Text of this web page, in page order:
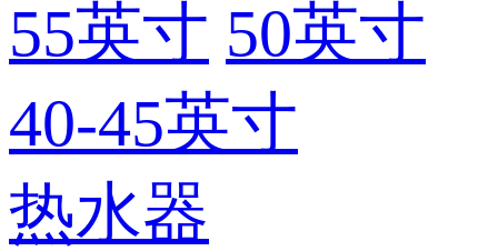
55英寸 50英寸
40-45英寸
热水器